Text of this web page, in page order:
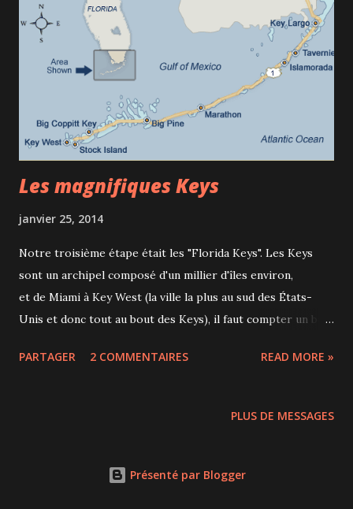
est remboursé sur facture. Lorsqu'on accepte une mission,
on doit suivre un scénario et rendre ses résultats dans des
délais assez courts. Lorsqu'on est en visite, il faut être
curieux et attentif aux moindres détails. Le but n'est pas de
prendre en faute les employés mais d'avoir un regard
objectif de client. Une fois...
Les magnifiques Keys
janvier 25, 2014
Notre troisième étape était les "Florida Keys". Les Keys
sont un archipel composé d'un millier d'îles environ,
et de Miami à Key West (la ville la plus au sud des États-
Unis et donc tout au bout des Keys), il faut compter un bon
l'autoroute #1 (overseas highway) qui donne l'impression
l'adresse! Le fameux Lobster Reuben Marina sur l'île de
PARTAGER 2 COMMENTAIRES READ MORE »
PLUS DE MESSAGES
Présenté par Blogger